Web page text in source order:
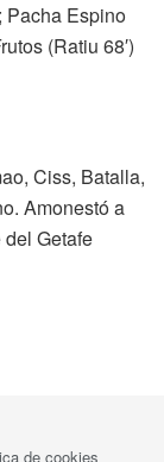
Pacha Espino
(Ratiu 68′)
Ciss, Batalla,
Amonestó a
Getafe
de cookies